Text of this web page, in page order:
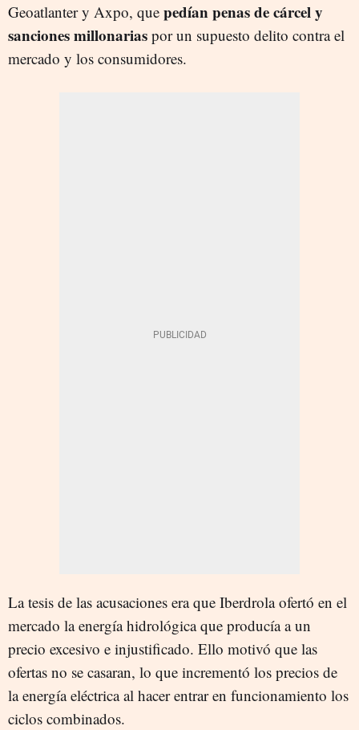
Geoatlanter y Axpo, que pedían penas de cárcel y
sanciones millonarias por un supuesto delito contra el
mercado y los consumidores.
La tesis de las acusaciones era que Iberdrola ofertó en el
mercado la energía hidrológica que producía a un
precio excesivo e injustificado. Ello motivó que las
ofertas no se casaran, lo que incrementó los precios de
la energía eléctrica al hacer entrar en funcionamiento los
ciclos combinados.